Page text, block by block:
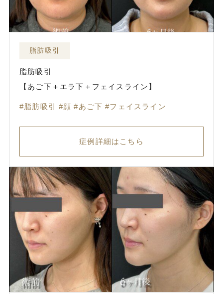
脂肪吸引
脂肪吸引
【あご下＋エラ下＋フェイスライン】
脂肪吸引 顔 あご下 フェイスライン
症例詳細はこちら